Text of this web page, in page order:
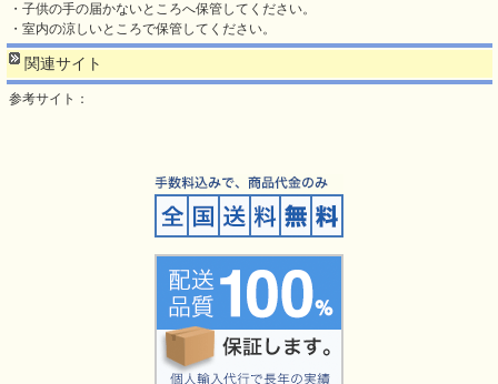
・子供の手の届かないところへ保管してください。
・室内の涼しいところで保管してください。
関連サイト
参考サイト：